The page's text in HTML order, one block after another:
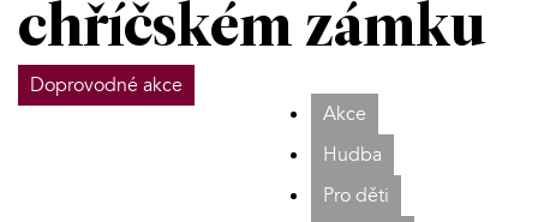
chříčském zámku
Doprovodné akce
Akce
Hudba
Pro děti